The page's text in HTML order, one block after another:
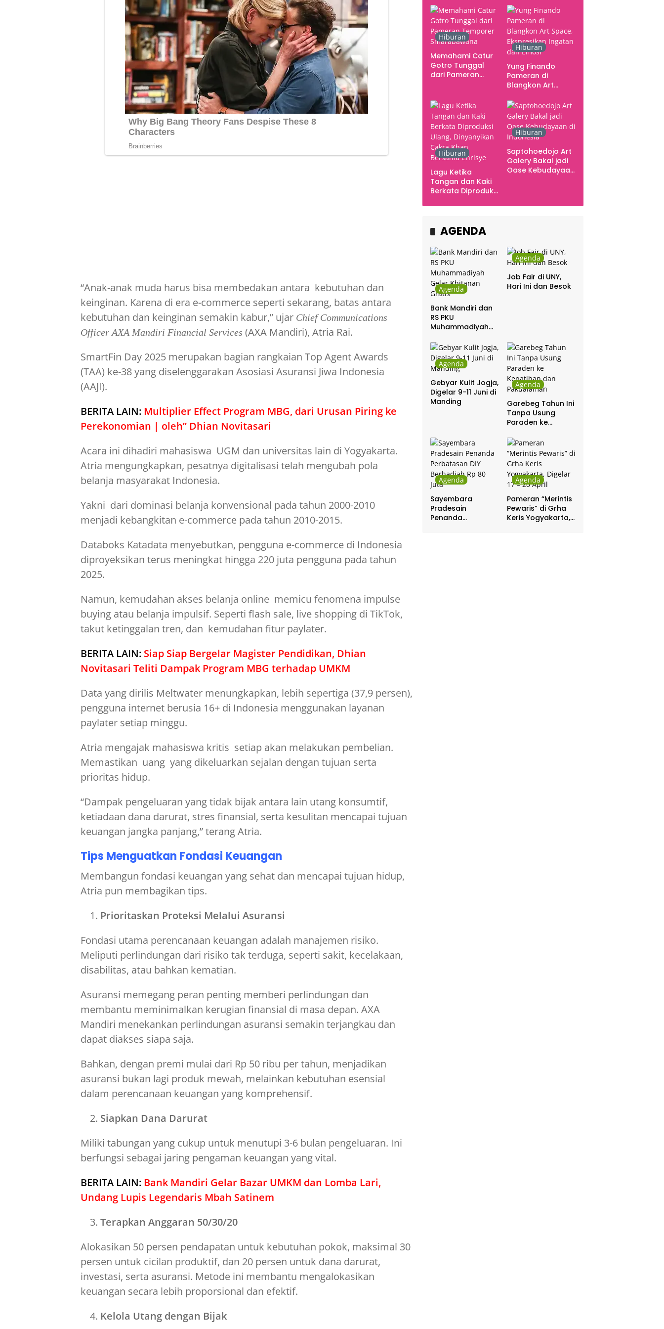
“Anak-anak muda harus bisa membedakan antara kebutuhan dan
keinginan. Karena di era e-commerce seperti sekarang, batas antara
kebutuhan dan keinginan semakin kabur,” ujar Chief Communications
Officer AXA Mandiri Financial Services (AXA Mandiri), Atria Rai.
SmartFin Day 2025 merupakan bagian rangkaian Top Agent Awards
(TAA) ke-38 yang diselenggarakan Asosiasi Asuransi Jiwa Indonesia
(AAJI).
BERITA LAIN: Multiplier Effect Program MBG, dari Urusan Piring ke
Perekonomian | oleh” Dhian Novitasari
Acara ini dihadiri mahasiswa UGM dan universitas lain di Yogyakarta.
Atria mengungkapkan, pesatnya digitalisasi telah mengubah pola
belanja masyarakat Indonesia.
Yakni dari dominasi belanja konvensional pada tahun 2000-2010
menjadi kebangkitan e-commerce pada tahun 2010-2015.
Databoks Katadata menyebutkan, pengguna e-commerce di Indonesia
diproyeksikan terus meningkat hingga 220 juta pengguna pada tahun
2025.
Namun, kemudahan akses belanja online memicu fenomena impulse
buying atau belanja impulsif. Seperti flash sale, live shopping di TikTok,
takut ketinggalan tren, dan kemudahan fitur paylater.
BERITA LAIN: Siap Siap Bergelar Magister Pendidikan, Dhian
Novitasari Teliti Dampak Program MBG terhadap UMKM
Data yang dirilis Meltwater menungkapkan, lebih sepertiga (37,9 persen),
pengguna internet berusia 16+ di Indonesia menggunakan layanan
paylater setiap minggu.
Atria mengajak mahasiswa kritis setiap akan melakukan pembelian.
Memastikan uang yang dikeluarkan sejalan dengan tujuan serta
prioritas hidup.
“Dampak pengeluaran yang tidak bijak antara lain utang konsumtif,
ketiadaan dana darurat, stres finansial, serta kesulitan mencapai tujuan
keuangan jangka panjang,” terang Atria.
Tips Menguatkan Fondasi Keuangan
Membangun fondasi keuangan yang sehat dan mencapai tujuan hidup,
Atria pun membagikan tips.
Prioritaskan Proteksi Melalui Asuransi
Fondasi utama perencanaan keuangan adalah manajemen risiko.
Meliputi perlindungan dari risiko tak terduga, seperti sakit, kecelakaan,
disabilitas, atau bahkan kematian.
Asuransi memegang peran penting memberi perlindungan dan
membantu meminimalkan kerugian finansial di masa depan. AXA
Mandiri menekankan perlindungan asuransi semakin terjangkau dan
dapat diakses siapa saja.
Bahkan, dengan premi mulai dari Rp 50 ribu per tahun, menjadikan
asuransi bukan lagi produk mewah, melainkan kebutuhan esensial
dalam perencanaan keuangan yang komprehensif.
Siapkan Dana Darurat
Miliki tabungan yang cukup untuk menutupi 3-6 bulan pengeluaran. Ini
berfungsi sebagai jaring pengaman keuangan yang vital.
BERITA LAIN: Bank Mandiri Gelar Bazar UMKM dan Lomba Lari,
Undang Lupis Legendaris Mbah Satinem
Terapkan Anggaran 50/30/20
Alokasikan 50 persen pendapatan untuk kebutuhan pokok, maksimal 30
persen untuk cicilan produktif, dan 20 persen untuk dana darurat,
investasi, serta asuransi. Metode ini membantu mengalokasikan
keuangan secara lebih proporsional dan efektif.
Kelola Utang dengan Bijak
Hiburan
Memahami Catur
Gotro Tunggal
dari Pameran
Hiburan
Yung Finando
Pameran di
Blangkon Art
Ingatan dan Emosi
Hiburan
Lagu Ketika
Tangan dan Kaki
Berkata Diproduksi
Hiburan
Saptohoedojo Art
Galery Bakal jadi
Oase Kebudayaan
AGENDA
Agenda
Bank Mandiri dan
RS PKU
Muhammadiyah
Gratis
Agenda
Job Fair di UNY,
Hari Ini dan Besok
Agenda
Gebyar Kulit Jogja,
Digelar 9-11 Juni di
Manding
Agenda
Garebeg Tahun Ini
Tanpa Usung
Paraden ke
Pakualaman
Agenda
Sayembara
Pradesain
Penanda
Agenda
Pameran “Merintis
Pewaris” di Grha
Keris Yogyakarta,